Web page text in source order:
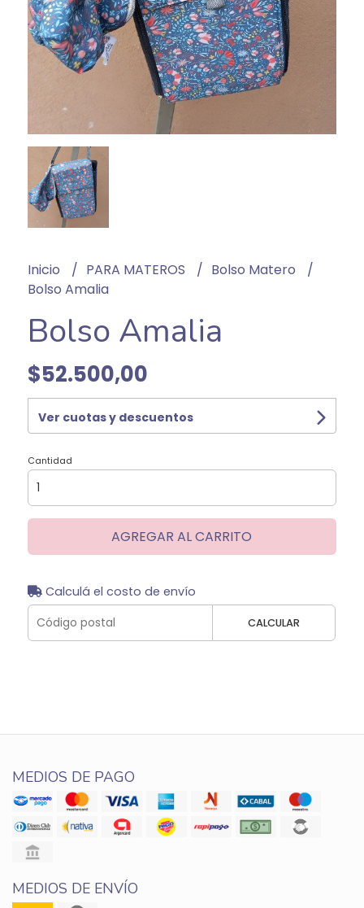
Inicio PARA MATEROS
Bolso Matero
Bolso Amalia
Bolso Amalia
$52.500,00
Ver cuotas y descuentos
Cantidad
AGREGAR AL CARRITO
Calculá el costo de envío
CALCULAR
MEDIOS DE PAGO
MEDIOS DE ENVÍO